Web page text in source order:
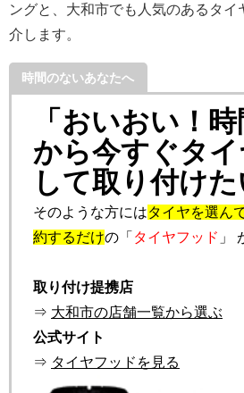
ングと、大和市でも人気のあるタイ
介します。
時間のないあなたへ
「おいおい！
から今すぐタ
して取り付けた
そのような方にはタイヤを選ん
約するだけの「 タイヤフッド 」
取り付け提携店
⇒ 大和市の店舗一覧から選ぶ
公式サイト
⇒ タイヤフッドを見る